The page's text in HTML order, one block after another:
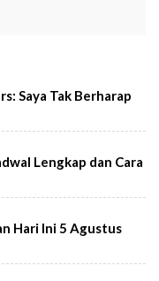
Saya Tak Berharap
Lengkap dan Cara
Hari Ini 5 Agustus